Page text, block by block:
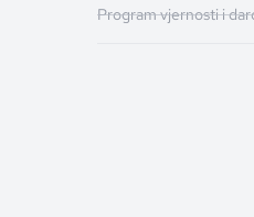
Program vjernosti i